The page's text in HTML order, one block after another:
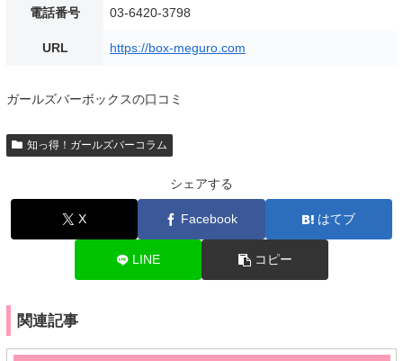
電話番号 03-6420-3798
URL https://box-meguro.com
ガールズバーボックスの口コミ
知っ得！ガールズバーコラム
シェアする
X Facebook はてブ
LINE コピー
関連記事